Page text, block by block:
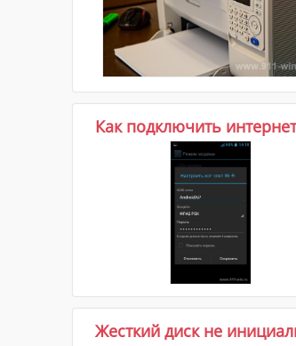
Как подключить
Жесткий диск не